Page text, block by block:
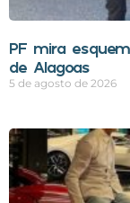
PF mira
de Alagoas
5 de agosto de 2026